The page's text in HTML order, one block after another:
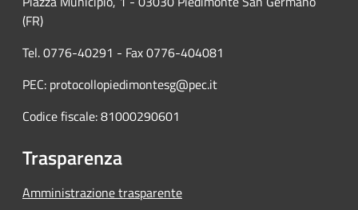
(FR)
Tel. 0776-40291 - Fax 0776-404081
PEC: protocollopiedimontesg@pec.it
Codice fiscale: 81000290601
Trasparenza
Amministrazione trasparente